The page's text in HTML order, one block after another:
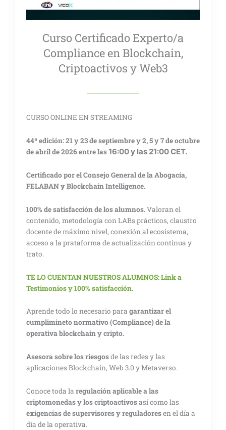
Curso Certificado Experto/a
Compliance en Blockchain,
Criptoactivos y Web3
CURSO ONLINE EN STREAMING
44ª edición: 21 y 23 de septiembre y 2, 5 y 7 de octubre
de abril de 2026entre las16:00 y las 21:00 CET.
Certificadopor el Consejo General de la Abogacía,
FELABAN y Blockchain Intelligence.
100% de satisfacción de los alumnos.Valoran el
contenido, metodología con LABs prácticos, claustro
docente de máximo nivel, conexión al ecosistema,
acceso a la prataforma de actualización continua y
trato.
TE LO CUENTAN NUESTROS ALUMNOS: Link a
Testimonios y 100% satisfacción.
Aprende todo lo necesario para garantizar el
cumplimineto normativo (Compliance) de la
operativa blockchain y cripto.
Asesora sobre los riesgosde las redes y las
aplicaciones Blockchain, Web 3.0 y Metaverso.
Conoce toda la regulación aplicable a las
criptomonedas y los criptoactivosasí como las
exigencias de supervisores y reguladoresen el día a
día de la operativa.